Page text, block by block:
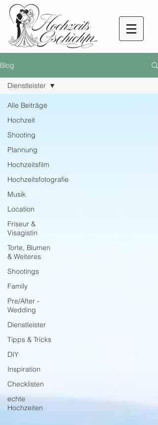
Blog
Alle Beiträge
Hochzeit
Shooting
Plannung
Hochzeitsfilm
Hochzeitsfotografie
Musik
Location
Friseur &
Visagistin
Torte, Blumen
& Weiteres
Shootings
Family
Pre/After -
Wedding
Dienstleister
Tipps & Tricks
DIY
Inspiration
Checklisten
echte
Hochzeiten
Dienstleister